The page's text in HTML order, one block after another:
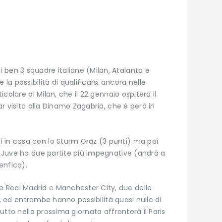
3 squadre italiane (Milan, Atalanta e
possibilità di qualificarsi ancora nelle
al Milan, che il 22 gennaio ospiterà il
visita alla Dinamo Zagabria, che è però in
in casa con lo Sturm Graz (3 punti) ma poi
ha due partite più impegnative (andrà a
Madrid e Manchester City, due delle
entrambe hanno possibilità quasi nulle di
nella prossima giornata affronterà il Paris